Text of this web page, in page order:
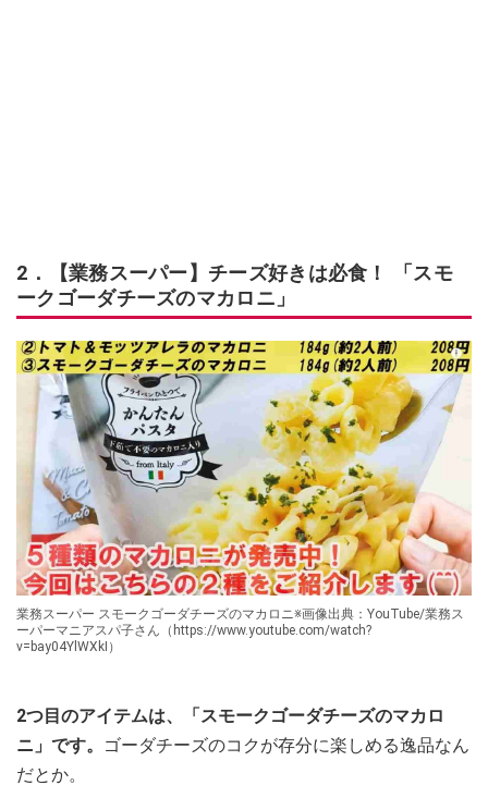
2．【業務スーパー】チーズ好きは必食！ 「スモ
ークゴーダチーズのマカロニ」
業務スーパー スモークゴーダチーズのマカロニ※画像出典：YouTube/業務ス
ーパーマニアスパ子さん（https://www.youtube.com/watch?
v=bay04YlWXkI）
2つ目のアイテムは、「スモークゴーダチーズのマカロ
ニ」です。
ゴーダチーズのコクが存分に楽しめる逸品なん
だとか。